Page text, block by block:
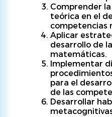
Comprender
teórica en el
competencias
Aplicar
desarrollo de
matemáticas.
Implementar
para el
de las
Desarrollar